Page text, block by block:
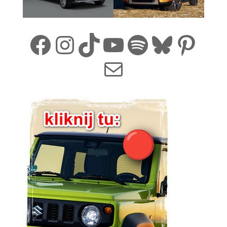
Facebook
Instagram
TikTok
YouTube
Spotify
Mail